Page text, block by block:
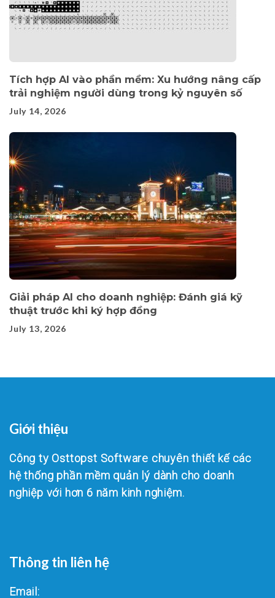
Tích hợp AI vào phần mềm: Xu hướng nâng cấp
trải nghiệm người dùng trong kỷ nguyên số
July 14, 2026
Giải pháp AI cho doanh nghiệp: Đánh giá kỹ
thuật trước khi ký hợp đồng
July 13, 2026
Giới thiệu
Công ty Osttopst Software chuyên thiết kế các
hệ thống phần mềm quản lý dành cho doanh
nghiệp với hơn 6 năm kinh nghiệm.
Thông tin liên hệ
Email: